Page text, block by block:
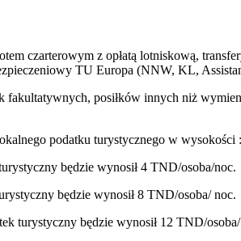
czarterowym z opłatą lotniskową,
TU Europa (NNW, KL,
fakultatywnych, posiłków innych niż
podatku turystycznego w wysokości :
będzie wynosił 4 TND/osoba/noc.
będzie wynosił 8 TND/osoba/ noc.
turystyczny będzie wynosił 12 TND/